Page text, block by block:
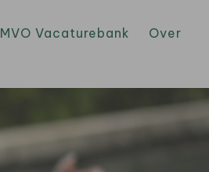
MVO Vacaturebank
Over